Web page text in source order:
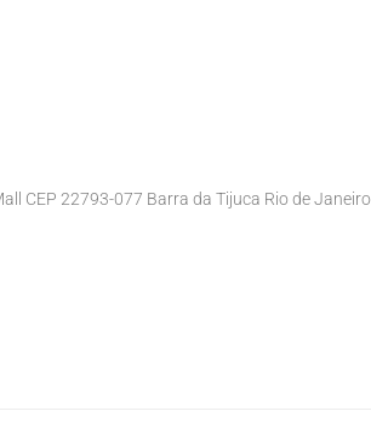
CEP 22793-077 Barra da Tijuca Rio de Janeiro